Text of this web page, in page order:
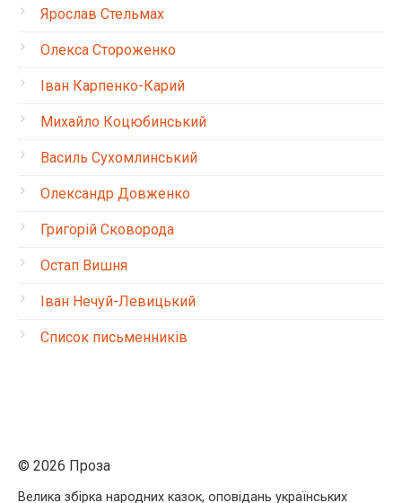
Ярослав Стельмах
Олекса Стороженко
Іван Карпенко-Карий
Михайло Коцюбинський
Василь Сухомлинський
Олександр Довженко
Григорій Сковорода
Остап Вишня
Іван Нечуй-Левицький
Список письменників
© 2026 Проза
Велика збірка народних казок, оповідань українських